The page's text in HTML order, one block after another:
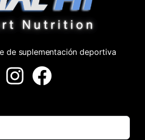
de suplementación deportiva